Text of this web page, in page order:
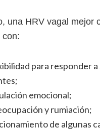
una HRV vagal mejor
con:
para responder
emocional;
y rumiación;
de algunas